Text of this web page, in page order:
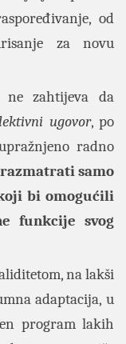
od
za novu
ne zahtijeva da
ugovor, po
radno
samo
bi omogućili
funkcije svog
na lakši
adaptacija, u
program lakih